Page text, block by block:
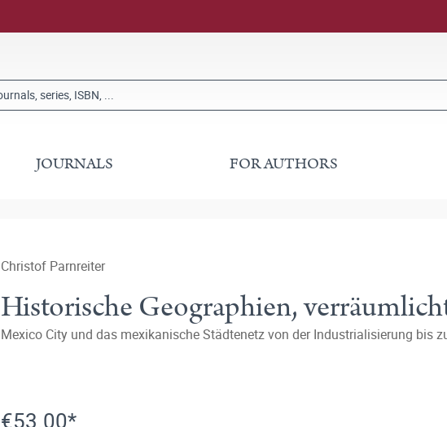
JOURNALS FOR AUTHORS
Christof Parnreiter
Historische Geographien,
Mexico City und das mexikanische Städtenetz von der Industrialisierung bis
€53.00*